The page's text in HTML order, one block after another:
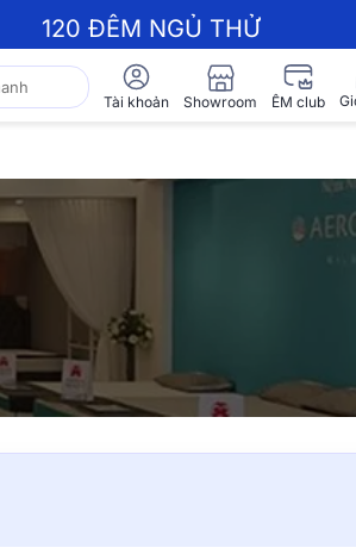
120 ĐÊM NGỦ THỬ
Tài khoản Showroom ÊM club